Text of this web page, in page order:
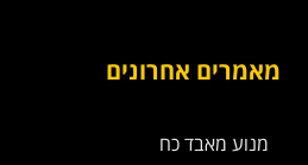
מאמרים אחרונים
מנוע מאבד כח